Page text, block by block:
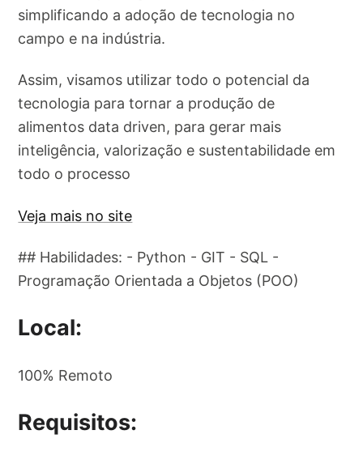
simplificando a adoção de tecnologia no
campo e na indústria.
Assim, visamos utilizar todo o potencial da
tecnologia para tornar a produção de
alimentos data driven, para gerar mais
inteligência, valorização e sustentabilidade em
todo o processo
Veja mais no site
## Habilidades: - Python - GIT - SQL -
Programação Orientada a Objetos (POO)
Local:
100% Remoto
Requisitos: